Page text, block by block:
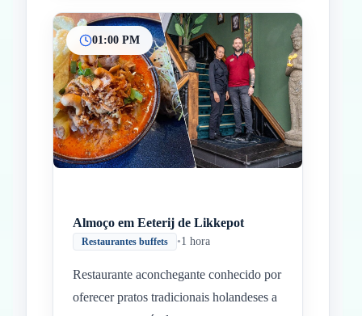
01:00 PM
Almoço em Eeterij de Likkepot
Restaurantes buffets •1 hora
Restaurante aconchegante conhecido por
oferecer pratos tradicionais holandeses a